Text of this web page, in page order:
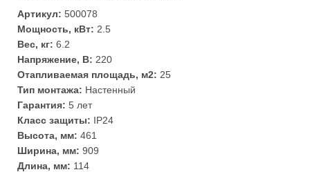
Артикул: 500078
Мощность, кВт: 2.5
Вес, кг: 6.2
Напряжение, В: 220
Отапливаемая площадь, м2: 25
Тип монтажа: Настенный
Гарантия: 5 лет
Класс защиты: IP24
Высота, мм: 461
Ширина, мм: 909
Длина, мм: 114